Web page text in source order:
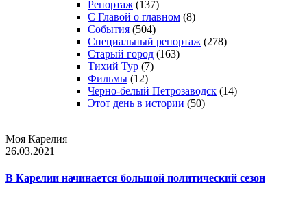
Репортаж (137)
С Главой о главном (8)
События (504)
Специальный репортаж (278)
Старый город (163)
Тихий Тур (7)
Фильмы (12)
Черно-белый Петрозаводск (14)
Этот день в истории (50)
Моя Карелия
26.03.2021
В Карелии начинается большой политический сезон